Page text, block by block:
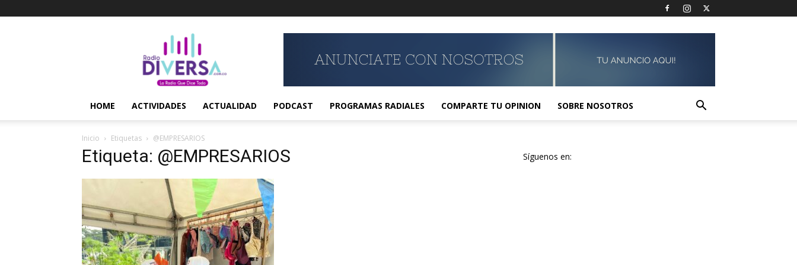
Radio
–
La
Radio
Que
HOME ACTIVIDADES ACTUALIDAD PODCAST PROGRAMAS RADIALES COMPARTE TU OPINION SOBRE NOSOTROS
Inicio Etiquetas @EMPRESARIOS
Etiqueta: @EMPRESARIOS Síguenos en: